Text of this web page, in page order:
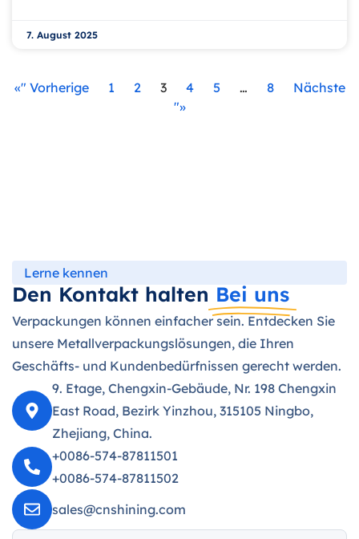
7. August 2025
«" Vorherige 1 2 3 4 5 … 8
Nächste
"»
Lerne kennen
Den Kontakt halten Bei uns
Verpackungen können einfacher sein. Entdecken Sie
unsere Metallverpackungslösungen, die Ihren
Geschäfts- und Kundenbedürfnissen gerecht werden.
9. Etage, Chengxin-Gebäude, Nr. 198 Chengxin
East Road, Bezirk Yinzhou, 315105 Ningbo,
Zhejiang, China.
+0086-574-87811501
+0086-574-87811502
sales@cnshining.com